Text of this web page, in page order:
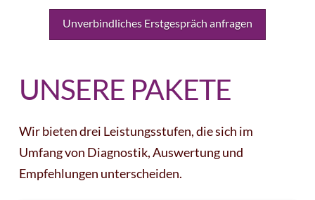
Unverbindliches Erstgespräch anfragen
UNSERE PAKETE
Wir bieten drei Leistungsstufen, die sich im
Umfang von Diagnostik, Auswertung und
Empfehlungen unterscheiden.